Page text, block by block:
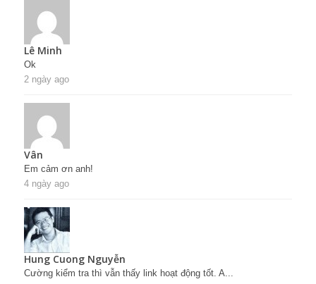
Lê Minh
Ok
2 ngày ago
Vân
Em cảm ơn anh!
4 ngày ago
Hung Cuong Nguyễn
Cường kiểm tra thì vẫn thấy link hoạt động tốt. A...